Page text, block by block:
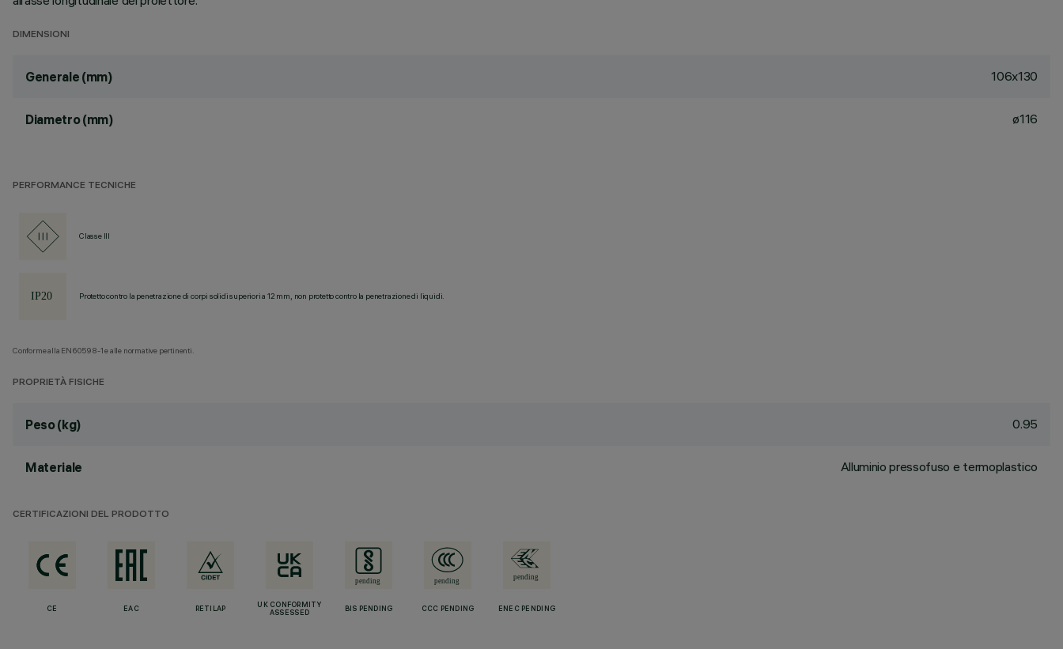
DIMENSIONI
Generale (mm) 106x130
Diametro (mm) ø116
PERFORMANCE TECNICHE
Classe III
Protetto contro la penetrazione di corpi solidi superiori a 12 mm, non protetto contro la penetrazione di liquidi.
Conforme alla EN60598-1 e alle normative pertinenti.
PROPRIETÀ FISICHE
Peso (kg) 0.95
Materiale Alluminio pressofuso e termoplastico
CERTIFICAZIONI DEL PRODOTTO
CE EAC RETILAP
UK CONFORMITY
ASSESSED
BIS PENDING CCC PENDING ENEC PENDING